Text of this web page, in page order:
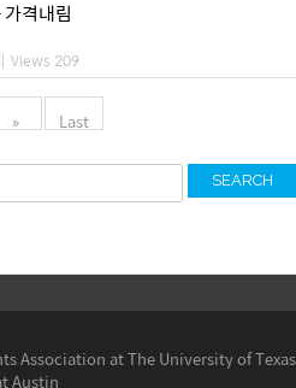
격내림
| Views 209
» Last
SEARCH
Association at The University of Texas
Austin